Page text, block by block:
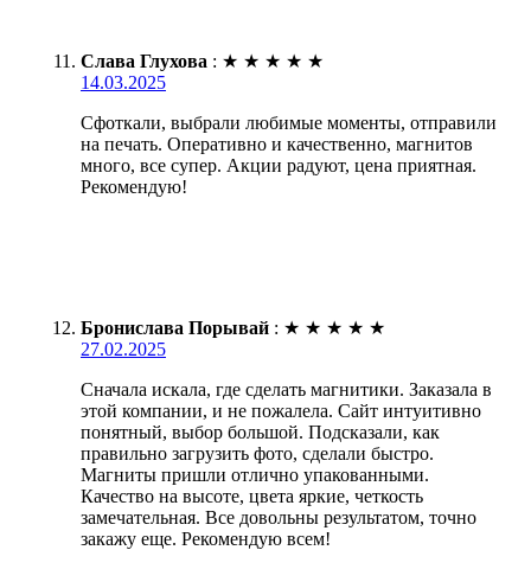
Слава Глухова : ★ ★ ★ ★ ★
14.03.2025
Сфоткали, выбрали любимые моменты, отправили
на печать. Оперативно и качественно, магнитов
много, все супер. Акции радуют, цена приятная.
Рекомендую!
Бронислава Порывай : ★ ★ ★ ★ ★
27.02.2025
Сначала искала, где сделать магнитики. Заказала в
этой компании, и не пожалела. Сайт интуитивно
понятный, выбор большой. Подсказали, как
правильно загрузить фото, сделали быстро.
Магниты пришли отлично упакованными.
Качество на высоте, цвета яркие, четкость
замечательная. Все довольны результатом, точно
закажу еще. Рекомендую всем!